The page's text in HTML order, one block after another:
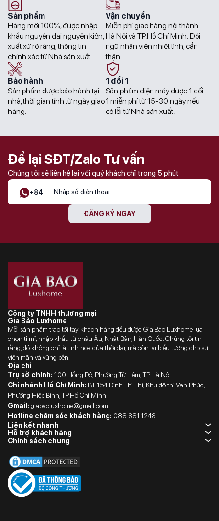
Sản phẩm
Hàng mới 100%, được nhập
khẩu nguyên đai nguyên kiện,
xuất xứ rõ ràng, thông tin
chính xác từ Nhà sản xuất.
Vận chuyển
Miễn phí giao hàng nội thành
Hà Nội và TP.Hồ Chí Minh. Đội
ngũ nhân viên nhiệt tình, cẩn
thận.
Bảo hành
Sản phẩm được bảo hành tại
nhà, thời gian tính từ ngày giao
hàng.
1 đổi 1
Sản phẩm điện máy được 1 đổi
1 miễn phí từ 15-30 ngày nếu
có lỗi từ Nhà sản xuất.
Để lại SĐT/Zalo Tư vấn
Chúng tôi sẽ liên hệ lại với quý khách chỉ trong 5 phút
+84
ĐĂNG KÝ NGAY
Công ty TNHH thương mại
Gia Bảo Luxhome
Mỗi sản phẩm trao tới tay khách hàng đều được Gia Bảo Luxhome lựa
chọn tỉ mỉ, nhập khẩu từ châu Âu, Nhật Bản, Hàn Quốc. Chúng tôi tin
rằng, đó không chỉ là tinh hoa của thời đại, mà còn lại biểu tượng cho sự
viên mãn và vững bền.
Địa chỉ
Trụ sở chính: 100 Hồng Đô, Phường Từ Liêm, TP.Hà Nội
Chi nhánh Hồ Chí Minh: BT 154 Đinh Thị Thi, Khu đô thị Vạn Phúc,
Phường Hiệp Bình, TP.Hồ Chí Minh
Gmail: giabaoluxhome@gmail.com
Hotline chăm sóc khách hàng: 088.881.1248
Liên kết nhanh
Hỗ trợ khách hàng
Chính sách chung